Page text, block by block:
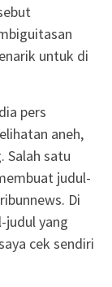
untuk di
pers
aneh,
Salah satu
judul-
Di
judul yang
cek sendiri